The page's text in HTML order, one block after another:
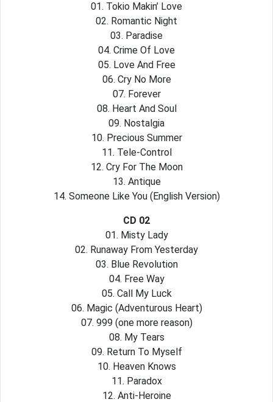
01. Tokio Makin’ Love
02. Romantic Night
03. Paradise
04. Crime Of Love
05. Love And Free
06. Cry No More
07. Forever
08. Heart And Soul
09. Nostalgia
10. Precious Summer
11. Tele-Control
12. Cry For The Moon
13. Antique
14. Someone Like You (English Version)
CD 02
01. Misty Lady
02. Runaway From Yesterday
03. Blue Revolution
04. Free Way
05. Call My Luck
06. Magic (Adventurous Heart)
07. 999 (one more reason)
08. My Tears
09. Return To Myself
10. Heaven Knows
11. Paradox
12. Anti-Heroine